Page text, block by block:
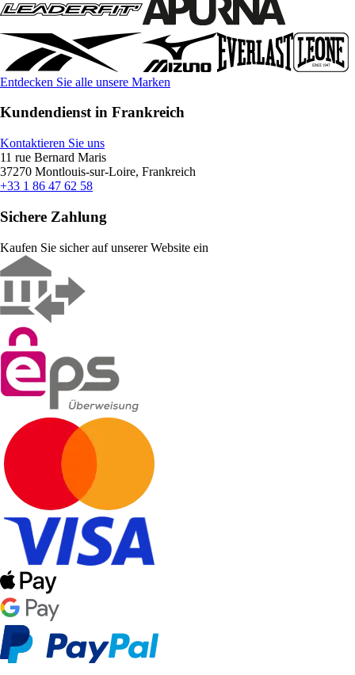
Entdecken Sie alle unsere Marken
Kundendienst in Frankreich
Kontaktieren Sie uns
11 rue Bernard Maris
37270 Montlouis-sur-Loire, Frankreich
+33 1 86 47 62 58
Sichere Zahlung
Kaufen Sie sicher auf unserer Website ein